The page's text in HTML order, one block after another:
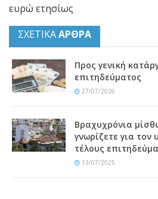
ευρώ ετησίως
ΣΧΕΤΙΚΑΑΡΘΡΑ
Προς γενική
επιτηδεύματος
27/07/2026
Βραχυχρόνια
γνωρίζετε για τον
τέλους
13/07/2025